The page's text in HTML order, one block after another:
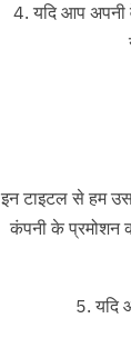
4. यदि आप अपनी
इन टाइटल से हम
कंपनी के प्रमोशन
5. यदि